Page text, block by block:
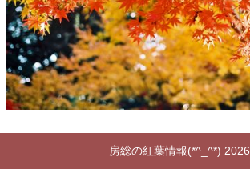
房総の紅葉情報(*^_^*) 2026